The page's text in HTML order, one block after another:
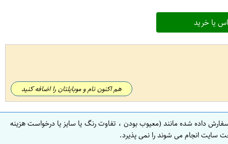
یا خرید
هم اکنون نام و موبایلتان را اضافه کنید
داده شده مانند (معیوب بودن ، تفاوت رنگ یا سایز یا درخواست هزینه
سایت انجام می شوند را نمی پذیرد.